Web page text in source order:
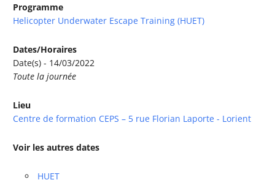
Programme
Helicopter Underwater Escape Training (HUET)
Dates/Horaires
Date(s) - 14/03/2022
Toute la journée
Lieu
Centre de formation CEPS – 5 rue Florian Laporte - Lorient
Voir les autres dates
HUET